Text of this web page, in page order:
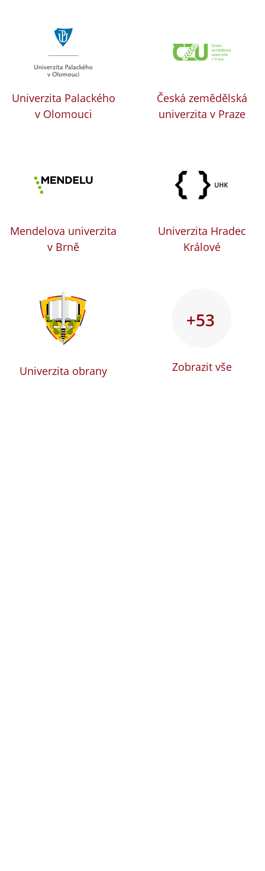
Univerzita Palackého
v Olomouci
Česká zemědělská
univerzita v Praze
Mendelova univerzita
v Brně
Univerzita Hradec
Králové
Univerzita obrany
+53
Zobrazit vše